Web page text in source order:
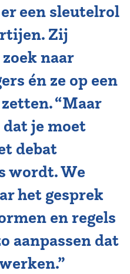
een sleutelrol
Zij
naar
én ze op een
“Maar
je moet
debat
wordt. We
het gesprek
en regels
aanpassen dat